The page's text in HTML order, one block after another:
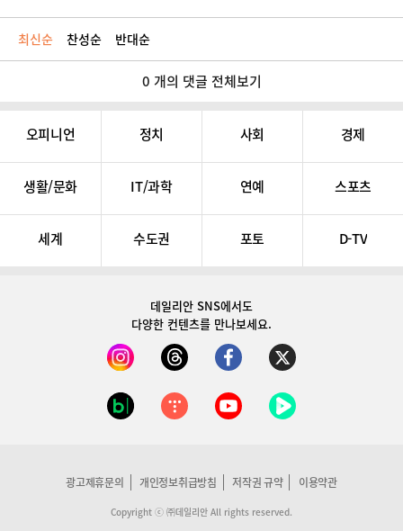
최신순 찬성순 반대순
0 개의 댓글 전체보기
오피니언 정치 사회 경제
생활/문화 IT/과학 연예 스포츠
세계 수도권 포토 D-TV
데일리안 SNS에서도
다양한 컨텐츠를 만나보세요.
광고제휴문의 개인정보취급방침 저작권 규약 이용약관
Copyright ⓒ ㈜데일리안 All rights reserved.